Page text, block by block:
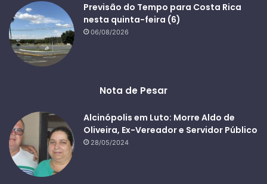
Previsão do Tempo para Costa Rica
nesta quinta-feira (6)
06/08/2026
Nota de Pesar
Alcinópolis em Luto: Morre Aldo de
Oliveira, Ex-Vereador e Servidor Público
28/05/2024